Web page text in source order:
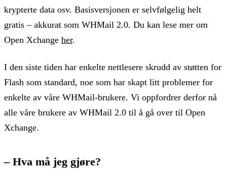
krypterte data osv. Basisversjonen er selvfølgelig helt
gratis – akkurat som WHMail 2.0. Du kan lese mer om
Open Xchange her.
I den siste tiden har enkelte nettlesere skrudd av støtten for
Flash som standard, noe som har skapt litt problemer for
enkelte av våre WHMail-brukere. Vi oppfordrer derfor nå
alle våre brukere av WHMail 2.0 til å gå over til Open
Xchange.
– Hva må jeg gjøre?